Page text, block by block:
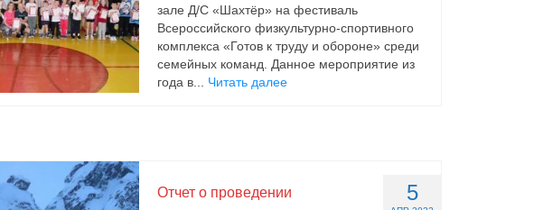
зале Д/С «Шахтёр» на фестиваль
Всероссийского физкультурно-спортивного
комплекса «Готов к труду и обороне» среди
семейных команд. Данное мероприятие из
года в... Читать далее
5
Отчет о проведении